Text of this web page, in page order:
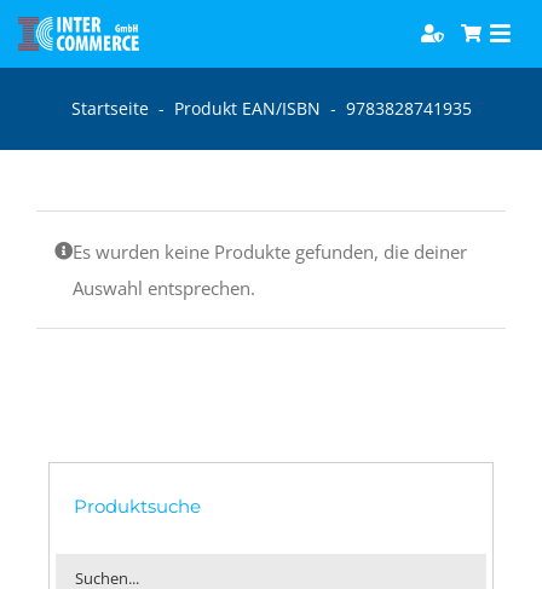
Zum
Inhalt
Software
Bücher
Hörbücher
Startseite- Produkt EAN/ISBN - 9783828741935
Es wurden keine Produkte gefunden, die deiner
Auswahl entsprechen.
Produktsuche